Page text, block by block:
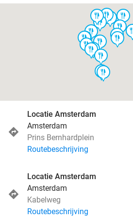
food
food
food
food
food
food
food
food
food
food
food
food
food
food
food
food
food
food
Locatie Amsterdam
Amsterdam
Prins Bernhardplein
Routebeschrijving
Locatie Amsterdam
Amsterdam
Kabelweg
Routebeschrijving